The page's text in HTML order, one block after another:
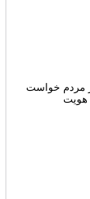
مردم خواست
هویت